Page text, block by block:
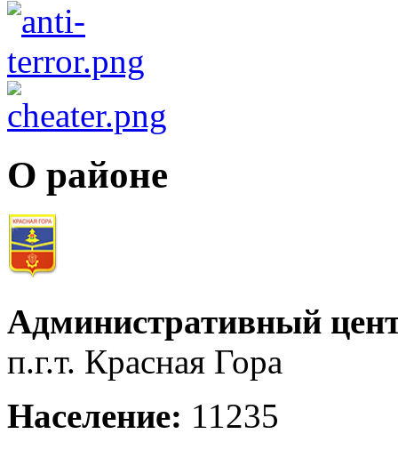
О районе
Административный
п.г.т. Красная Гора
Население: 11235